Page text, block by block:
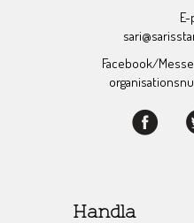
Facebook/
Handla